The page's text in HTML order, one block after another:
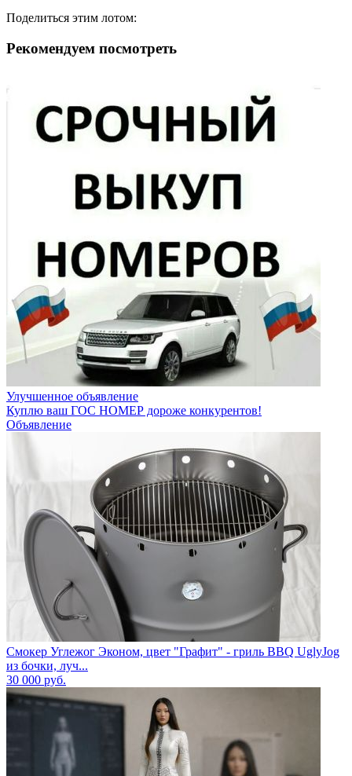
Поделиться этим лотом:
Рекомендуем посмотреть
Улучшенное объявление
Куплю ваш ГОС НОМЕР дороже конкурентов!
Объявление
Смокер Углежог Эконом, цвет "Графит" - гриль BBQ UglyJog
из бочки, луч...
30 000 руб.